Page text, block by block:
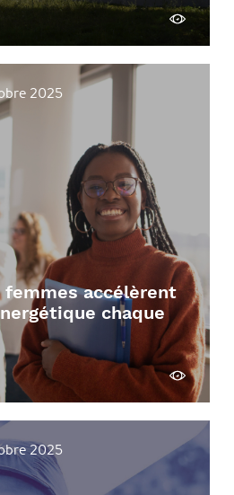
Voir
2025
femmes accélèrent
chaque
Voir
2025